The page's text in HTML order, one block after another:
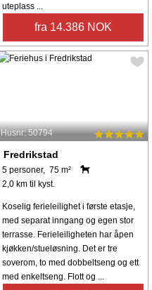
uteplass ...
fra 14.386 NOK
Husnr: 50794
Fredrikstad
5 personer, 75 m²
2,0 km til kyst.
Koselig ferieleilighet i første etasje,
med separat inngang og egen stor
terrasse. Ferieleiligheten har åpen
kjøkken/stueløsning. Det er tre
soverom, to med dobbeltseng og ett
med enkeltseng. Flott og ...